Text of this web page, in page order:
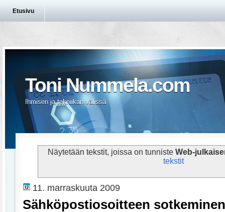
Etusivu
Toni Nummela.com
Ihmisen ja tekniikan välissä
Näytetään tekstit, joissa on tunnisteWeb-
tekstit
11. marraskuuta 2009
Sähköpostiosoitteen